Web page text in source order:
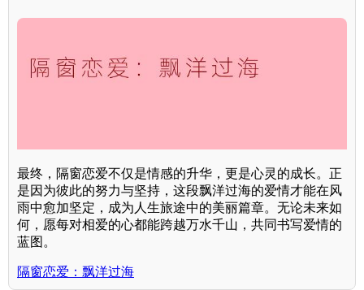
最终，隔窗恋爱不仅是情感的升华，更是心灵的成长。正
是因为彼此的努力与坚持，这段飘洋过海的爱情才能在风
雨中愈加坚定，成为人生旅途中的美丽篇章。无论未来如
何，愿每对相爱的心都能跨越万水千山，共同书写爱情的
蓝图。
隔窗恋爱：飘洋过海